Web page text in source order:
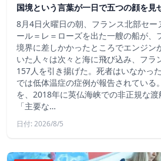
国境という言葉が一日で五つの顔を見
8月4日火曜日の朝、フランス北部セ
ール＝レ＝ローズを出た一艘の船が、
境界に差しかかったところでエンジン
いた人々は次々と海に飛び込み、フラ
157人を引き揚げた。死者はいなかっ
では低体温症の症例が報告されている
を、2018年に英仏海峡での非正規な
「主要な…
日付: 2026/8/5